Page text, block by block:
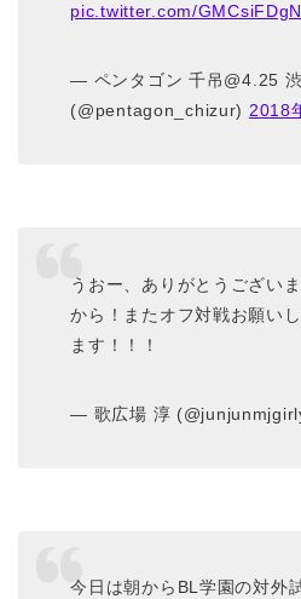
pic.twitter.com/
— ペンタゴン 千吊@4.25
(@pentagon_chizur) 2018
うおー、ありがとうござい
から！またオフ対戦お願い
ます！！！
— 歌広場 淳
今日は朝からBL学園の対外